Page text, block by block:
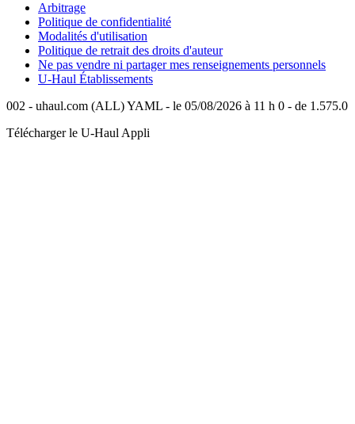
Arbitrage
Politique de confidentialité
Modalités d'utilisation
Politique de retrait des droits d'auteur
Ne pas vendre ni partager mes renseignements personnels
U-Haul Établissements
002 - uhaul.com (ALL) YAML - le 05/08/2026 à 11 h 0 - de 1.575.0
Télécharger le U-Haul Appli